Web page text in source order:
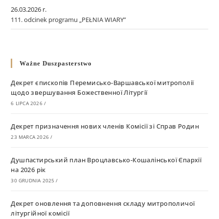
26.03.2026 r.
111. odcinek programu „PEŁNIA WIARY”
Ważne Duszpasterstwo
Декрет єпископів Перемисько-Варшавської митрополії
щодо звершування Божественної Літургії
6 LIPCA 2026 /
Декрет призначення нових членів Комісії зі Справ Родин
23 MARCA 2026 /
Душпастирський план Вроцлавсько-Кошалінської Єпархії
на 2026 рік
30 GRUDNIA 2025 /
Декрет оновлення та доповнення складу митрополичої
літургійної комісії